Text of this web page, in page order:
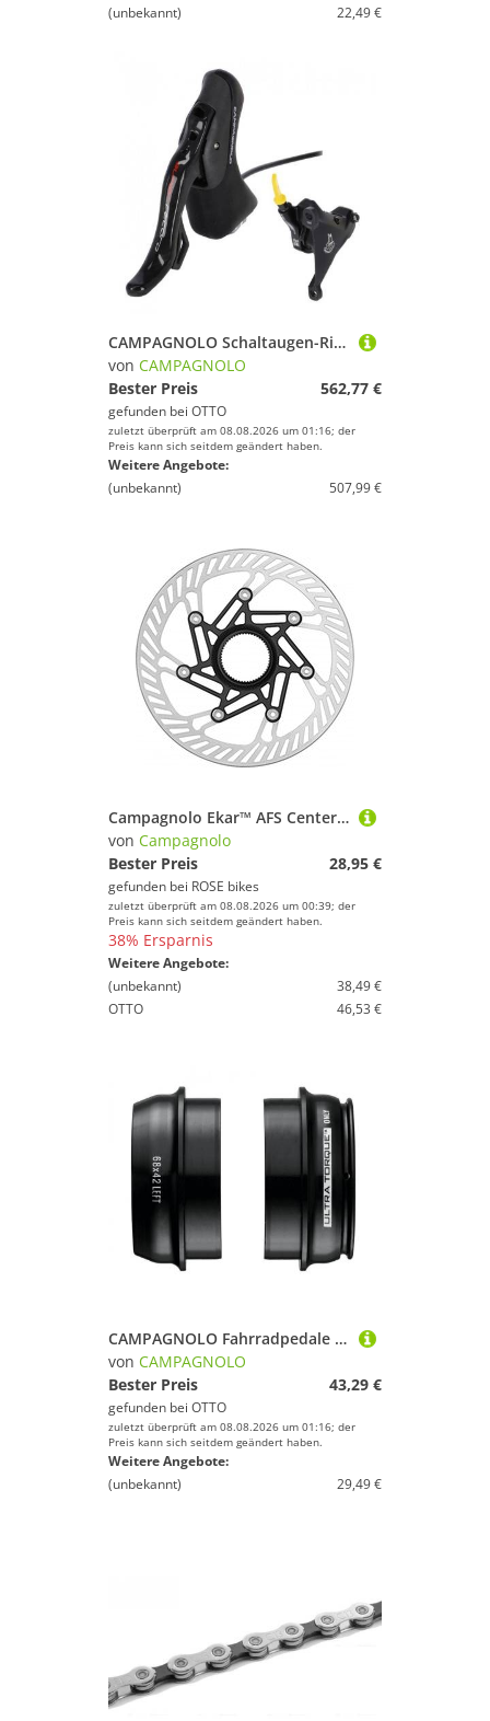
(unbekannt)
22,49 €
CAMPAGNOLO Schaltaugen-Richtwerkzeug Campagnolo Brems-Schalth.SuperRec.12f li EP 160 EP21-SRD12LF6,VR-Zange
von CAMPAGNOLO
Bester Preis
562,77 €
gefunden bei OTTO
zuletzt überprüft am 08.08.2026 um 01:16; der
Preis kann sich seitdem geändert haben.
Weitere Angebote:
(unbekannt)
507,99 €
Campagnolo Ekar™ AFS Centerlock Bremsscheibe
von Campagnolo
Bester Preis
28,95 €
gefunden bei ROSE bikes
zuletzt überprüft am 08.08.2026 um 00:39; der
Preis kann sich seitdem geändert haben.
38% Ersparnis
Weitere Angebote:
(unbekannt)
38,49 €
OTTO
46,53 €
CAMPAGNOLO Fahrradpedale Campagnolo Lagerschalen-Set Pro-Tech 79x46 IC21-PRBBR BB Right Press-F
von CAMPAGNOLO
Bester Preis
43,29 €
gefunden bei OTTO
zuletzt überprüft am 08.08.2026 um 01:16; der
Preis kann sich seitdem geändert haben.
Weitere Angebote:
(unbekannt)
29,49 €